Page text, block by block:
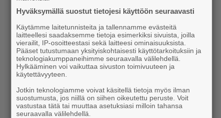
Hyväksymällä suostut tietojesi käyttöön seuraavasti
Käytämme laitetunnisteita ja tallennamme evästeitä
laitteellesi saadaksemme tietoja esimerkiksi sivuista, joilla
vierailit, IP-osoitteestasi sekä laitteesi ominaisuuksista.
Pääset tutustumaan yksityiskohtaisesti käyttötarkoituksiin ja
teknologiakumppaneihimme seuraavalla välilehdellä.
Hylkääminen voi vaikuttaa sivuston toimivuuteen ja
käytettävyyteen.
Jotkin teknologiamme voivat käsitellä tietoja myös ilman
suostumusta, jos niillä on siihen oikeutettu peruste. Voit
vastustaa tätä tai muuttaa asetuksiasi milloin tahansa
seuraavalla välilehdellä.